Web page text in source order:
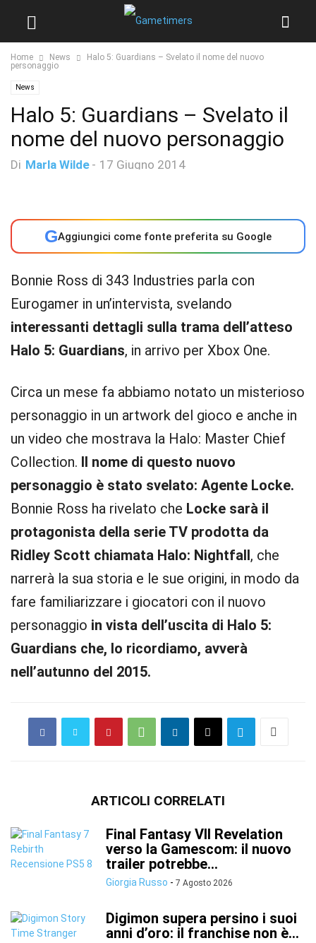
Home News
Halo 5: Guardians – Svelato il nome del nuovo
personaggio
News
Halo 5: Guardians – Svelato il
nome del nuovo personaggio
Di Marla Wilde - 17 Giugno 2014
GAggiungici come fonte preferita su Google
Bonnie Ross di 343 Industries parla con
Eurogamer in un’intervista, svelando
interessanti dettagli sulla trama dell’atteso
Halo 5: Guardians, in arrivo per Xbox One.
Circa un mese fa abbiamo notato un misterioso
personaggio in un artwork del gioco e anche in
un video che mostrava la Halo: Master Chief
Collection. Il nome di questo nuovo
personaggio è stato svelato: Agente Locke.
Bonnie Ross ha rivelato che Locke sarà il
protagonista della serie TV prodotta da
Ridley Scott chiamata Halo: Nightfall, che
narrerà la sua storia e le sue origini, in modo da
fare familiarizzare i giocatori con il nuovo
personaggio in vista dell’uscita di Halo 5:
Guardians che, lo ricordiamo, avverà
nell’autunno del 2015.
ARTICOLI CORRELATI
Final Fantasy VII Revelation
verso la Gamescom: il nuovo
trailer potrebbe...
Giorgia Russo - 7 Agosto 2026
Digimon supera persino i suoi
anni d’oro: il franchise non è...